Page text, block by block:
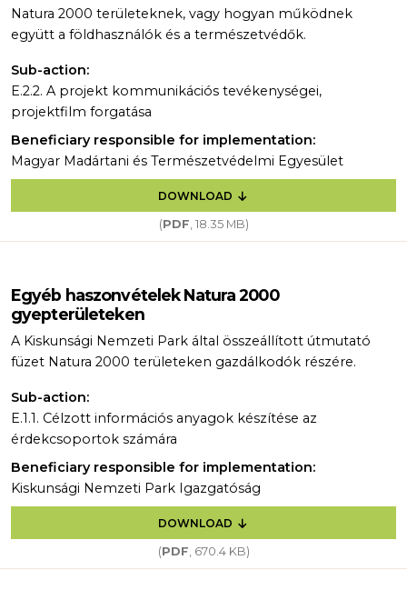
Natura 2000 területeknek, vagy hogyan működnek
együtt a földhasználók és a természetvédők.
Sub-action:
E.2.2. A projekt kommunikációs tevékenységei,
projektfilm forgatása
Beneficiary responsible for implementation:
Magyar Madártani és Természetvédelmi Egyesület
DOWNLOAD
(PDF, 18.35 MB)
Egyéb haszonvételek Natura 2000
gyepterületeken
A Kiskunsági Nemzeti Park által összeállított útmutató
füzet Natura 2000 területeken gazdálkodók részére.
Sub-action:
E.1.1. Célzott információs anyagok készítése az
érdekcsoportok számára
Beneficiary responsible for implementation:
Kiskunsági Nemzeti Park Igazgatóság
DOWNLOAD
(PDF, 670.4 KB)